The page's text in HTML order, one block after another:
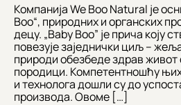
Компанија We Boo Natural је
Boo“, природних и органских
децу. „Baby Boo” је прича коју
повезује заједнички циљ –
природи обезбеде здрав живот
породици. Компетентношћу
и технолога дошли су до
производа. Овоме […]